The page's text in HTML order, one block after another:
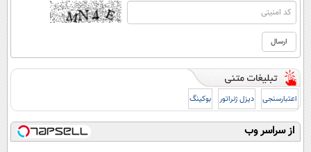
اعتبارسنجی دیزل ژنراتور بوکینگ
از سراسر وب